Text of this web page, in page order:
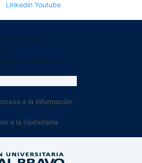
Linkedin Youtube
a la información
a la ciudadanía